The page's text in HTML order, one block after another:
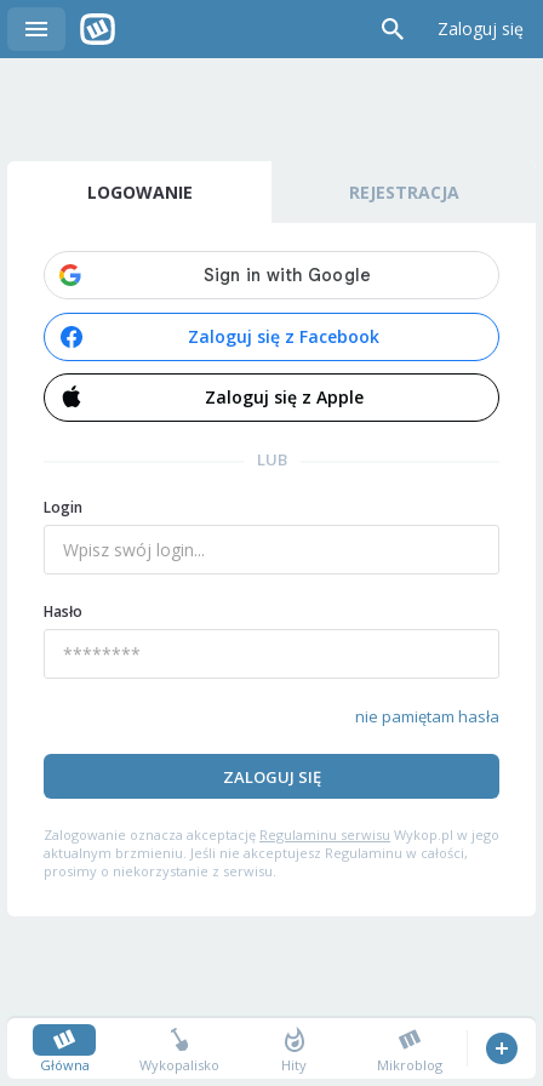
Zaloguj się
LOGOWANIE REJESTRACJA
Zaloguj się z Facebook
Zaloguj się z Apple
LUB
Login
Hasło
nie pamiętam hasła
ZALOGUJ SIĘ
Zalogowanie oznacza akceptację Regulaminu serwisu Wykop.pl w jego
aktualnym brzmieniu. Jeśli nie akceptujesz Regulaminu w całości,
prosimy o niekorzystanie z serwisu.
Główna Wykopalisko Hity Mikroblog